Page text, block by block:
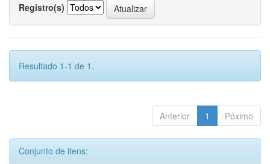
Registro(s)
Resultado 1-1 de 1.
Anterior 1 Póximo
Conjunto de itens: